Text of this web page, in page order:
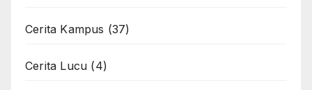
Cerita Kampus (37)
Cerita Lucu (4)